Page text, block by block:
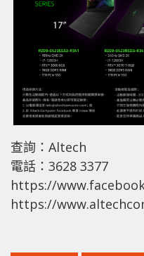
查詢：Altech
電話：3628 3377
https://
https://